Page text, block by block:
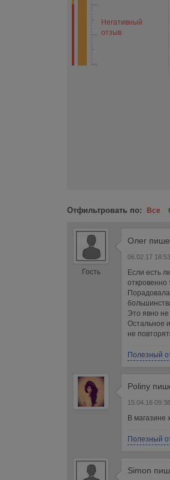
Негативный
отзыв
Отфильтровать по: Все
Гость
Олег
06.02.17 18:53
Если есть
Это явно
Остальное
не
Полезный
Poliny
15.04.16 09:38
В магазине
Полезный
Simon